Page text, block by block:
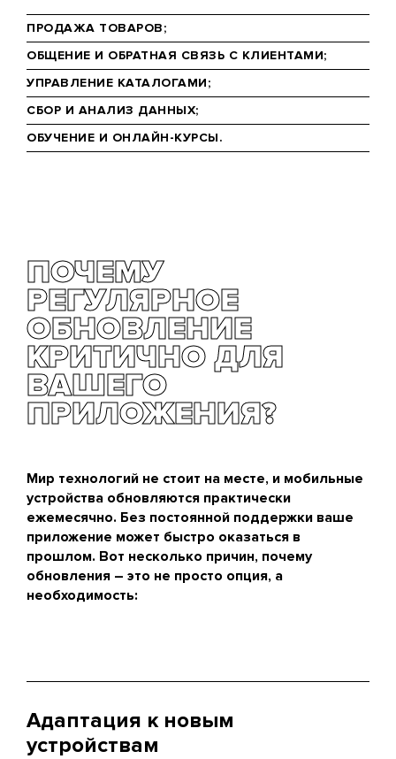
ПРОДАЖА ТОВАРОВ;
ОБЩЕНИЕ И ОБРАТНАЯ СВЯЗЬ С КЛИЕНТАМИ;
УПРАВЛЕНИЕ КАТАЛОГАМИ;
СБОР И АНАЛИЗ ДАННЫХ;
ОБУЧЕНИЕ И ОНЛАЙН-КУРСЫ.
ПОЧЕМУ
РЕГУЛЯРНОЕ
ОБНОВЛЕНИЕ
КРИТИЧНО ДЛЯ
ВАШЕГО
ПРИЛОЖЕНИЯ?
Мир технологий не стоит на месте, и мобильные
устройства обновляются практически
ежемесячно. Без постоянной поддержки ваше
приложение может быстро оказаться в
прошлом. Вот несколько причин, почему
обновления – это не просто опция, а
необходимость:
Адаптация к новым
устройствам